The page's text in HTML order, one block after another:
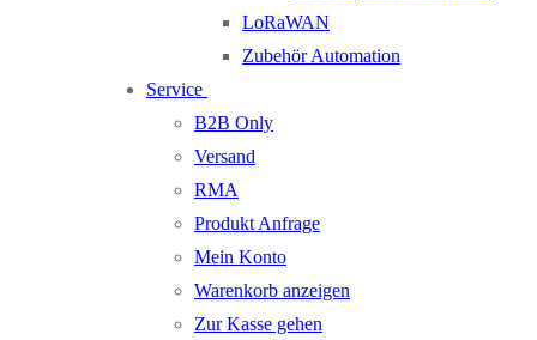
LoRaWAN
Zubehör Automation
Service
B2B Only
Versand
RMA
Produkt Anfrage
Mein Konto
Warenkorb anzeigen
Zur Kasse gehen